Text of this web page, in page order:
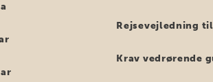
Rejsevejledning
Krav vedrørende